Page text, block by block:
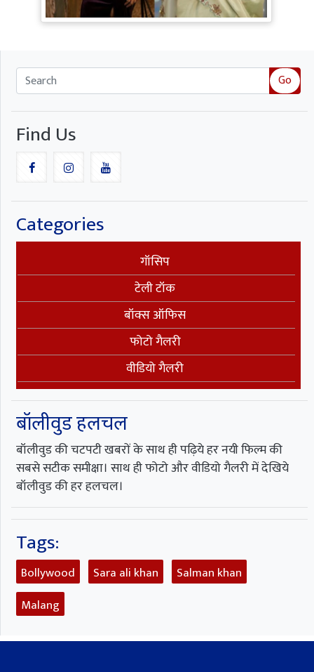
छेड़ी नई बहस
Go
Find Us
Categories
गॉसिप
टेली टॉक
बॉक्स ऑफिस
फोटो गैलरी
वीडियो गैलरी
बॉलीवुड हलचल
बॉलीवुड की चटपटी खबरों के साथ ही पढ़िये हर नयी फिल्म की
सबसे सटीक समीक्षा। साथ ही फोटो और वीडियो गैलरी में देखिये
बॉलीवुड की हर हलचल।
Tags:
Bollywood Sara ali khan
Salman khan
Malang